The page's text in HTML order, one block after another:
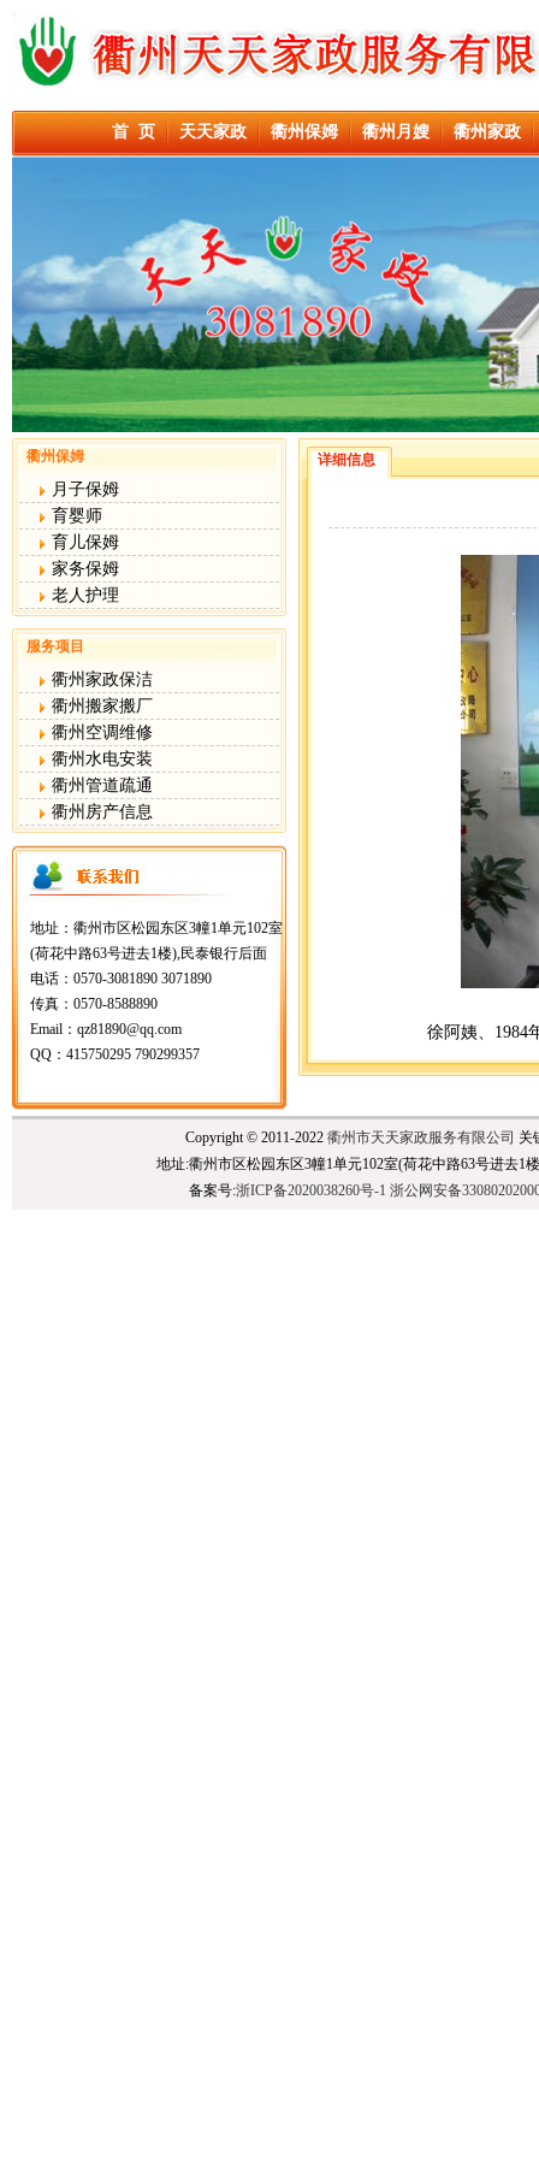
首 页 天天家政 衢州保姆 衢州月嫂 衢州家政
衢州保姆
月子保姆
育婴师
育儿保姆
家务保姆
老人护理
服务项目
衢州家政保洁
衢州搬家搬厂
衢州空调维修
衢州水电安装
衢州管道疏通
衢州房产信息
地址：衢州市区松园东区3幢1单元102室
(荷花中路63号进去1楼),民泰银行后面
电话：0570-3081890 3071890
传真：0570-8588890
Email：qz81890@qq.com
QQ：415750295 790299357
详细信息
徐阿姨、1984
Copyright © 2011-2022 衢州市天天家政服务有限公司 关
地址:衢州市区松园东区3幢1单元102室(荷花中路63号进去1
备案号:浙ICP备2020038260号-1 浙公网安备